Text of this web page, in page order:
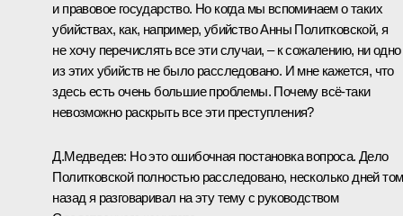
и правовое государство. Но когда мы вспоминаем о таких
убийствах, как, например, убийство Анны Политковской, я
не хочу перечислять все эти случаи, – к сожалению, ни одно
из этих убийств не было расследовано. И мне кажется, что
здесь есть очень большие проблемы. Почему всё‑таки
невозможно раскрыть все эти преступления?
Д.Медведев: Но это ошибочная постановка вопроса. Дело
Политковской полностью расследовано, несколько дней
назад я разговаривал на эту тему с руководством